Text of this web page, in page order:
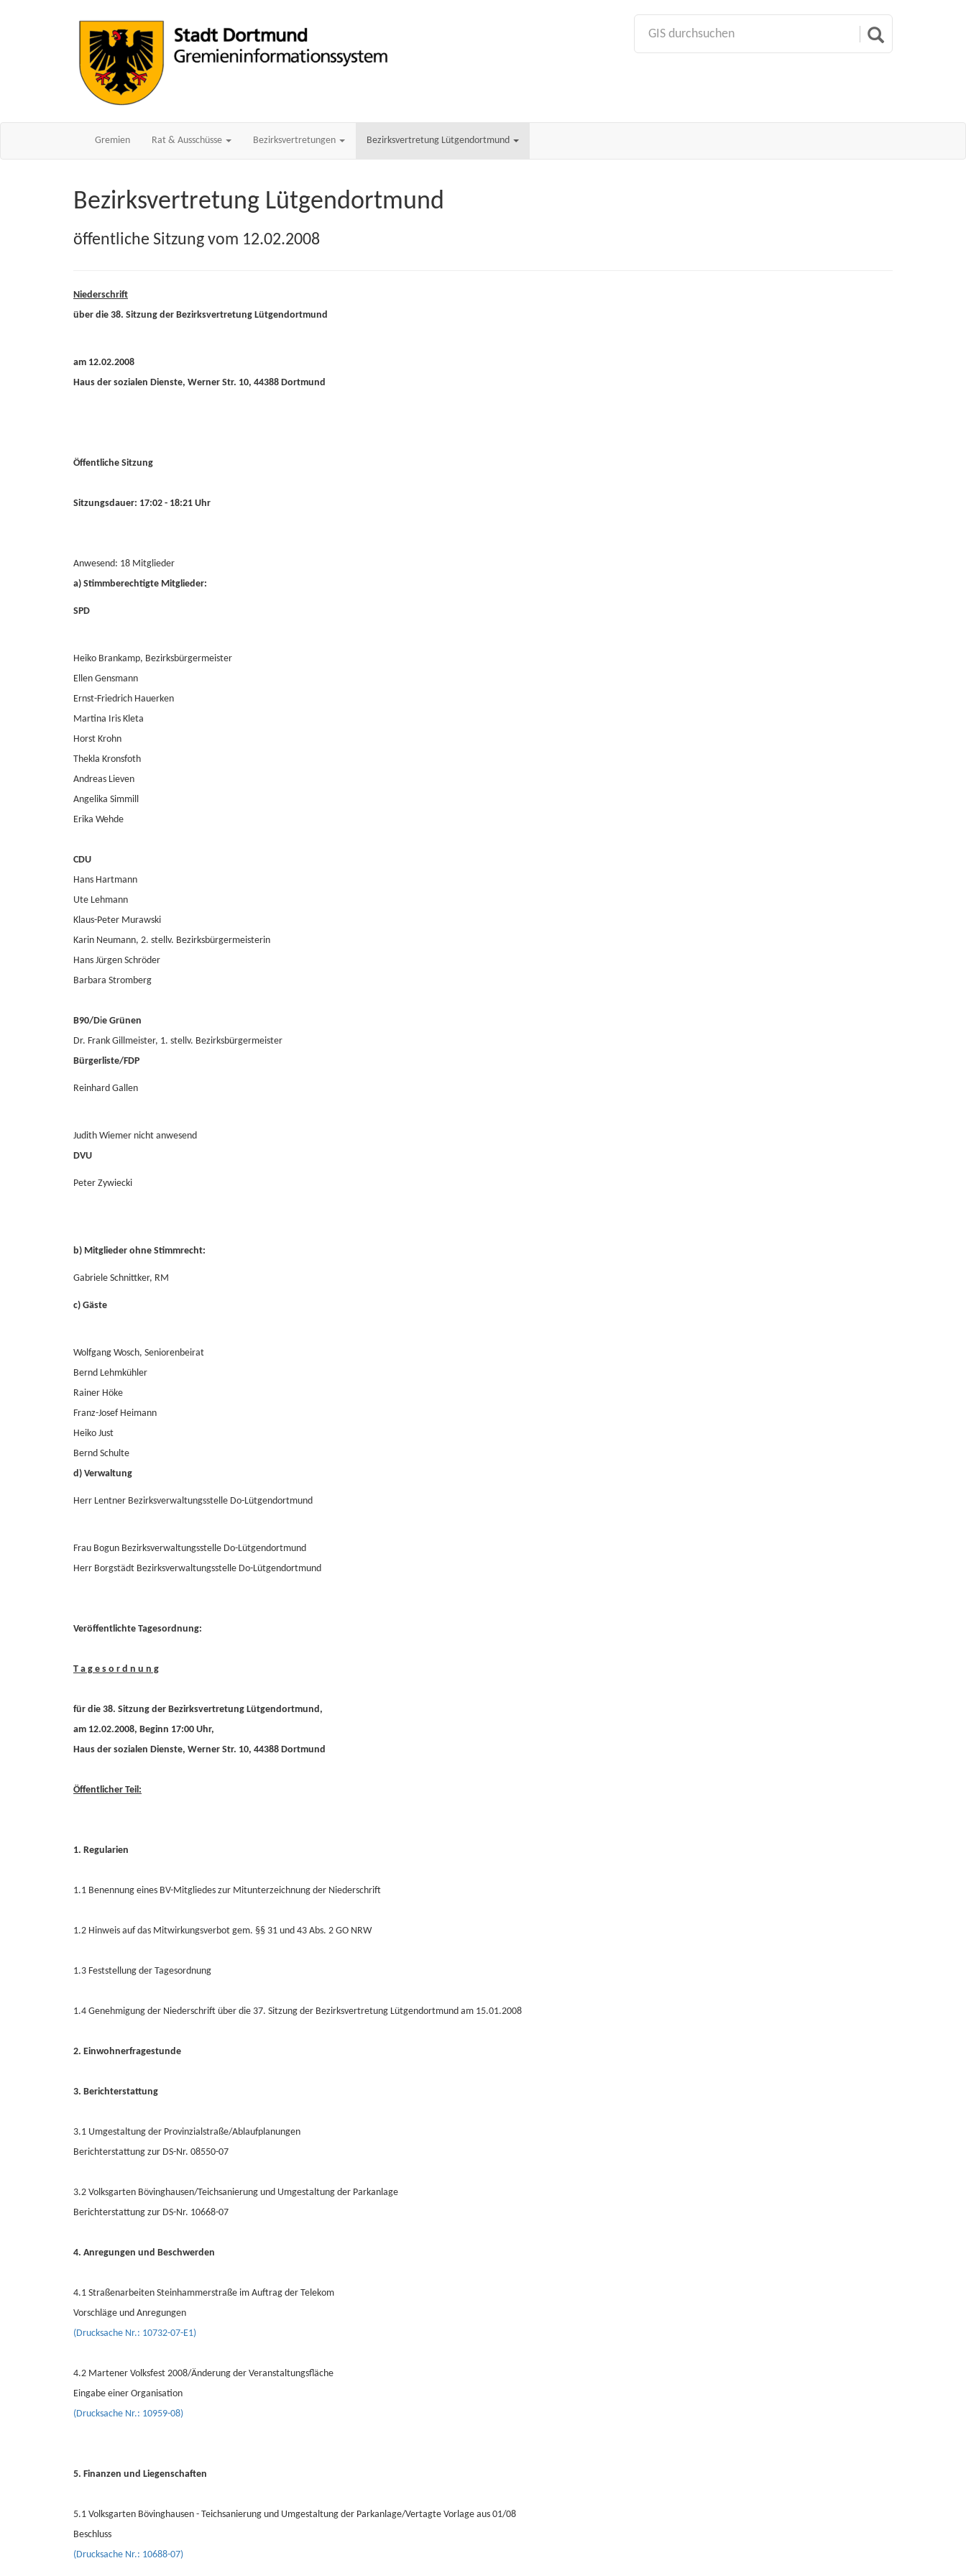
Gremien Rat & Ausschüsse Bezirksvertretungen Bezirksvertretung Lütgendortmund
Bezirksvertretung Lütgendortmund
öffentliche Sitzung vom 12.02.2008
Niederschrift
über die 38. Sitzung der Bezirksvertretung Lütgendortmund
am 12.02.2008
Haus der sozialen Dienste, Werner Str. 10, 44388 Dortmund
Öffentliche Sitzung
Sitzungsdauer: 17:02 - 18:21 Uhr
Anwesend: 18 Mitglieder
a) Stimmberechtigte Mitglieder:
SPD
Heiko Brankamp, Bezirksbürgermeister
Ellen Gensmann
Ernst-Friedrich Hauerken
Martina Iris Kleta
Horst Krohn
Thekla Kronsfoth
Andreas Lieven
Angelika Simmill
Erika Wehde
CDU
Hans Hartmann
Ute Lehmann
Klaus-Peter Murawski
Karin Neumann, 2. stellv. Bezirksbürgermeisterin
Hans Jürgen Schröder
Barbara Stromberg
B90/Die Grünen
Dr. Frank Gillmeister, 1. stellv. Bezirksbürgermeister
Bürgerliste/FDP
Reinhard Gallen
Judith Wiemer nicht anwesend
DVU
Peter Zywiecki
b) Mitglieder ohne Stimmrecht:
Gabriele Schnittker, RM
c) Gäste
Wolfgang Wosch, Seniorenbeirat
Bernd Lehmkühler
Rainer Höke
Franz-Josef Heimann
Heiko Just
Bernd Schulte
d) Verwaltung
Herr Lentner Bezirksverwaltungsstelle Do-Lütgendortmund
Frau Bogun Bezirksverwaltungsstelle Do-Lütgendortmund
Herr Borgstädt Bezirksverwaltungsstelle Do-Lütgendortmund
Veröffentlichte Tagesordnung:
T a g e s o r d n u n g
für die 38. Sitzung der Bezirksvertretung Lütgendortmund,
am 12.02.2008, Beginn 17:00 Uhr,
Haus der sozialen Dienste, Werner Str. 10, 44388 Dortmund
Öffentlicher Teil:
1. Regularien
1.1 Benennung eines BV-Mitgliedes zur Mitunterzeichnung der Niederschrift
1.2 Hinweis auf das Mitwirkungsverbot gem. §§ 31 und 43 Abs. 2 GO NRW
1.3 Feststellung der Tagesordnung
1.4 Genehmigung der Niederschrift über die 37. Sitzung der Bezirksvertretung Lütgendortmund am 15.01.2008
2. Einwohnerfragestunde
3. Berichterstattung
3.1 Umgestaltung der Provinzialstraße/Ablaufplanungen
Berichterstattung zur DS-Nr. 08550-07
3.2 Volksgarten Bövinghausen/Teichsanierung und Umgestaltung der Parkanlage
Berichterstattung zur DS-Nr. 10668-07
4. Anregungen und Beschwerden
4.1 Straßenarbeiten Steinhammerstraße im Auftrag der Telekom
Vorschläge und Anregungen
(Drucksache Nr.: 10732-07-E1)
4.2 Martener Volksfest 2008/Änderung der Veranstaltungsfläche
Eingabe einer Organisation
(Drucksache Nr.: 10959-08)
5. Finanzen und Liegenschaften
5.1 Volksgarten Bövinghausen - Teichsanierung und Umgestaltung der Parkanlage/Vertagte Vorlage aus 01/08
Beschluss
(Drucksache Nr.: 10688-07)